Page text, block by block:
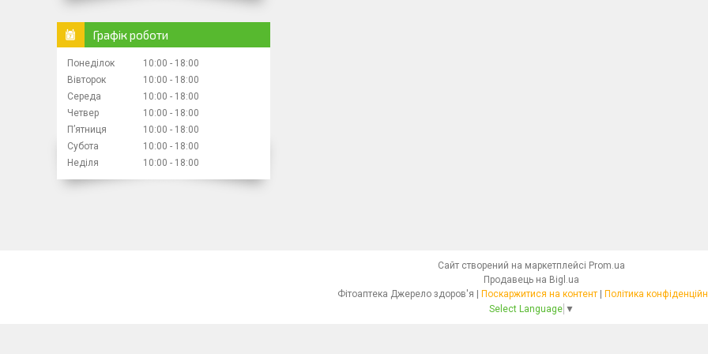
Графік роботи
Понеділок 10:00
18:00
Вівторок
10:00
18:00
Середа
10:00
18:00
Четвер
10:00
18:00
Пʼятниця
10:00
18:00
Субота
10:00
18:00
Неділя
10:00 18:00
Сайт створений на маркетплейсі Prom.ua
Продавець на Bigl.ua
Поскаржитися на контент
Політика
Select Language ▼